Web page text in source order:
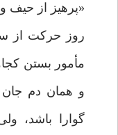
«پرهيز از حيف
روز حركت از
مأمور بستن
و همان دم
گوارا باشد،